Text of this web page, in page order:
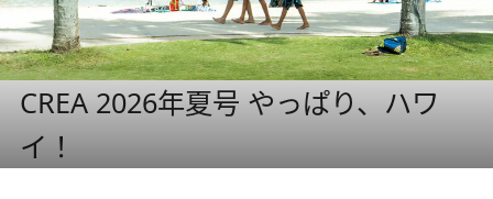
CREA 2026年夏号 やっぱり、ハワ
イ！